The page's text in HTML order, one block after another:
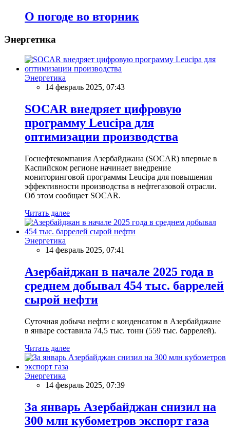
О погоде во вторник
Энергетика
Энергетика
14 февраль 2025, 07:43
SOCAR внедряет цифровую
программу Leucipa для
оптимизации производства
Госнефтекомпания Азербайджана (SOCAR) впервые в
Каспийском регионе начинает внедрение
мониторинговой программы Leucipa для повышения
эффективности производства в нефтегазовой отрасли.
Об этом сообщает SOCAR.
Читать далее
Энергетика
14 февраль 2025, 07:41
Азербайджан в начале 2025 года в
среднем добывал 454 тыс. баррелей
сырой нефти
Суточная добыча нефти с конденсатом в Азербайджане
в январе составила 74,5 тыс. тонн (559 тыс. баррелей).
Читать далее
Энергетика
14 февраль 2025, 07:39
За январь Азербайджан снизил на
300 млн кубометров экспорт газа